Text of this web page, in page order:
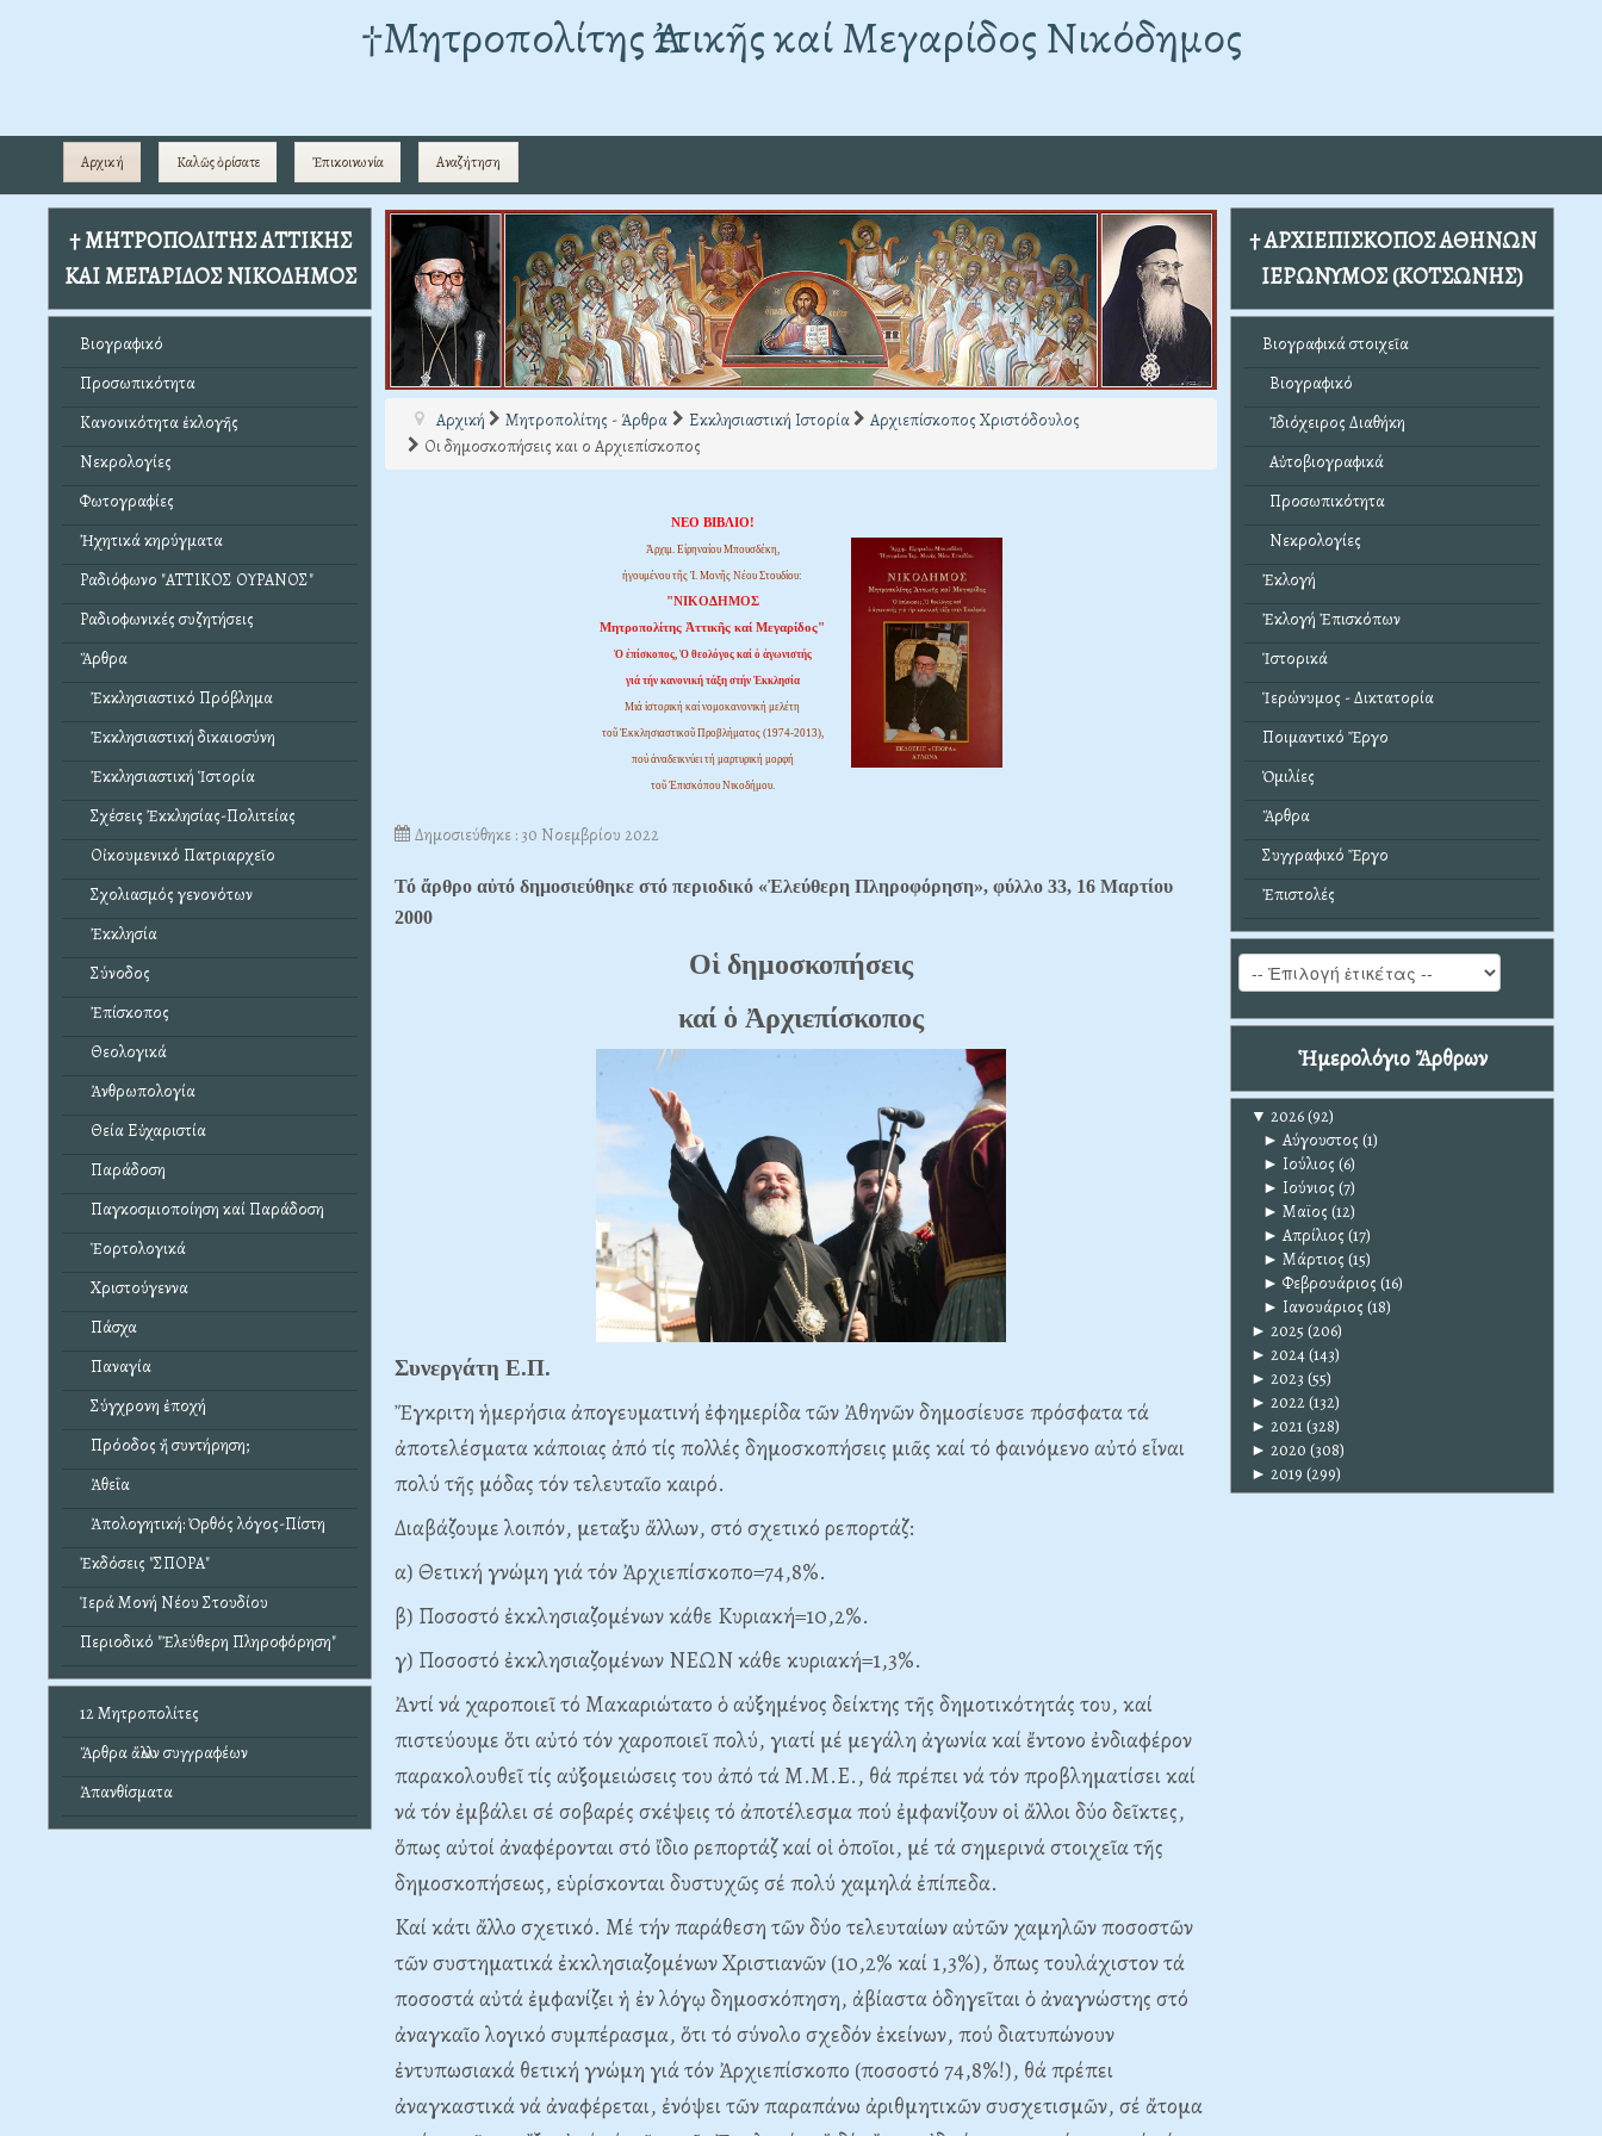
†Mητροπολίτης Ἀττικῆς καί Μεγαρίδος Νικόδημος
Αρχική Καλῶς ὁρίσατε Ἐπικοινωνία Αναζήτηση
† ΜΗΤΡΟΠΟΛΙΤΗΣ ΑΤΤΙΚΗΣ
ΚΑΙ ΜΕΓΑΡΙΔΟΣ ΝΙΚΟΔΗΜΟΣ
Βιογραφικό
Προσωπικότητα
Κανονικότητα ἐκλογῆς
Νεκρολογίες
Φωτογραφίες
Ἠχητικά κηρύγματα
Ραδιόφωνο "ΑΤΤΙΚΟΣ ΟΥΡΑΝΟΣ"
Ραδιοφωνικές συζητήσεις
Ἄρθρα
Ἐκκλησιαστικό Πρόβλημα
Ἐκκλησιαστική δικαιοσύνη
Ἐκκλησιαστική Ἱστορία
Σχέσεις Ἐκκλησίας-Πολιτείας
Οἰκουμενικό Πατριαρχεῖο
Σχολιασμός γενονότων
Ἐκκλησία
Σύνοδος
Ἐπίσκοπος
Θεολογικά
Ἀνθρωπολογία
Θεία Εὐχαριστία
Παράδοση
Παγκοσμιοποίηση καί Παράδοση
Ἑορτολογικά
Χριστούγεννα
Πάσχα
Παναγία
Σύγχρονη ἐποχή
Πρόοδος ἤ συντήρηση;
Ἀθεΐα
Ἀπολογητική: Ὀρθός λόγος-Πίστη
Ἐκδόσεις "ΣΠΟΡΑ"
Ἱερά Μονή Νέου Στουδίου
Περιοδικό "Ἐλεύθερη Πληροφόρηση"
12 Μητροπολίτες
Ἄρθρα ἄλλων συγγραφέων
Ἀπανθίσματα
Αρχική Μητροπολίτης - Άρθρα Εκκλησιαστική Ιστορία
Αρχιεπίσκοπος Χριστόδουλος
Οι δημοσκοπήσεις και ο Αρχιεπίσκοπος
ΝΕΟ ΒΙΒΛΙΟ!
Ἀρχιμ. Εἰρηναίου Μπουσδέκη,
ἡγουμένου τῆς Ἱ. Μονῆς Νέου Στουδίου:
"ΝΙΚΟΔΗΜΟΣ
Μητροπολίτης Ἀττικῆς καί Μεγαρίδος"
Ὁ ἐπίσκοπος, Ὁ θεολόγος καί ὁ ἀγωνιστής
γιά τήν κανονική τάξη στήν Ἐκκλησία
Μιά ἱστορική καί νομοκανονική μελέτη
τοῦ Ἐκκλησιαστικοῦ Προβλήματος (1974-2013),
πού ἀναδεικνύει τή μαρτυρική μορφή
τοῦ Ἐπισκόπου Νικοδήμου.
Δημοσιεύθηκε : 30 Νοεμβρίου 2022
Τό ἄρθρο αὐτό δημοσιεύθηκε στό περιοδικό «Ἐλεύθερη Πληροφόρηση», φύλλο 33, 16 Μαρτίου
2000
Oἱ δημοσκοπήσεις
καί ὁ Ἀρχιεπίσκοπος
Συνεργάτη Ε.Π.
Ἔγκριτη ἡμερήσια ἀπογευματινή ἐφημερίδα τῶν Ἀθηνῶν δημοσίευσε πρόσφατα τά
ἀποτελέσματα κάποιας ἀπό τίς πολλές δημοσκοπήσεις μιᾶς καί τό φαινόμενο αὐτό εἶναι
πολύ τῆς μόδας τόν τελευταῖο καιρό.
Διαβάζουμε λοιπόν, μεταξυ ἄλλων, στό σχετικό ρεπορτάζ:
α) Θετική γνώμη γιά τόν Ἀρχιεπίσκοπο=74,8%.
β) Ποσοστό ἐκκλησιαζομένων κάθε Kυριακή=10,2%.
γ) Ποσοστό ἐκκλησιαζομένων NEΩN κάθε κυριακή=1,3%.
Ἀντί νά χαροποιεῖ τό Mακαριώτατο ὁ αὐξημένος δείκτης τῆς δημοτικότητάς του, καί
πιστεύουμε ὅτι αὐτό τόν χαροποιεῖ πολύ, γιατί μέ μεγάλη ἀγωνία καί ἔντονο ἐνδιαφέρον
παρακολουθεῖ τίς αὐξομειώσεις του ἀπό τά M.M.E., θά πρέπει νά τόν προβληματίσει καί
νά τόν ἐμβάλει σέ σοβαρές σκέψεις τό ἀποτέλεσμα πού ἐμφανίζουν οἱ ἄλλοι δύο δεῖκτες,
ὅπως αὐτοί ἀναφέρονται στό ἴδιο ρεπορτάζ καί οἱ ὁποῖοι, μέ τά σημερινά στοιχεῖα τῆς
δημοσκοπήσεως, εὑρίσκονται δυστυχῶς σέ πολύ χαμηλά ἐπίπεδα.
Kαί κάτι ἄλλο σχετικό. Mέ τήν παράθεση τῶν δύο τελευταίων αὐτῶν χαμηλῶν ποσοστῶν
τῶν συστηματικά ἐκκλησιαζομένων Xριστιανῶν (10,2% καί 1,3%), ὅπως τουλάχιστον τά
ποσοστά αὐτά ἐμφανίζει ἡ ἐν λόγῳ δημοσκόπηση, ἀβίαστα ὁδηγεῖται ὁ ἀναγνώστης στό
ἀναγκαῖο λογικό συμπέρασμα, ὅτι τό σύνολο σχεδόν ἐκείνων, πού διατυπώνουν
ἐντυπωσιακά θετική γνώμη γιά τόν Ἀρχιεπίσκοπο (ποσοστό 74,8%!), θά πρέπει
ἀναγκαστικά νά ἀναφέρεται, ἐνόψει τῶν παραπάνω ἀριθμητικῶν συσχετισμῶν, σέ ἄτομα
† ΑΡΧΙΕΠΙΣΚΟΠΟΣ ΑΘΗΝΩΝ
ΙΕΡΩΝΥΜΟΣ (ΚΟΤΣΩΝΗΣ)
Βιογραφικά στοιχεῖα
Βιογραφικό
Ἰδιόχειρος Διαθήκη
Αὐτοβιογραφικά
Προσωπικότητα
Νεκρολογίες
Ἐκλογή
Ἐκλογή Ἐπισκόπων
Ἱστορικά
Ἱερώνυμος - Δικτατορία
Ποιμαντικό Ἔργο
Ὁμιλίες
Ἄρθρα
Συγγραφικό Ἔργο
Ἐπιστολές
Ἡμερολόγιο Ἄρθρων
▼ 2026(92)
► Αύγουστος (1)
► Ιούλιος (6)
► Ιούνιος (7)
► Μαϊος (12)
► Απρίλιος (17)
► Μάρτιος (15)
► Φεβρουάριος (16)
► Ιανουάριος (18)
► 2025 (206)
► 2024(143)
► 2023 (55)
► 2022(132)
► 2021(328)
► 2020 (308)
► 2019 (299)